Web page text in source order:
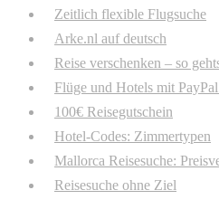
Zeitlich flexible Flugsuche
Arke.nl auf deutsch
Reise verschenken – so
Flüge und Hotels mit
100€ Reisegutschein
Hotel-Codes: Zimmertypen
Mallorca Reisesuche:
Reisesuche ohne Ziel